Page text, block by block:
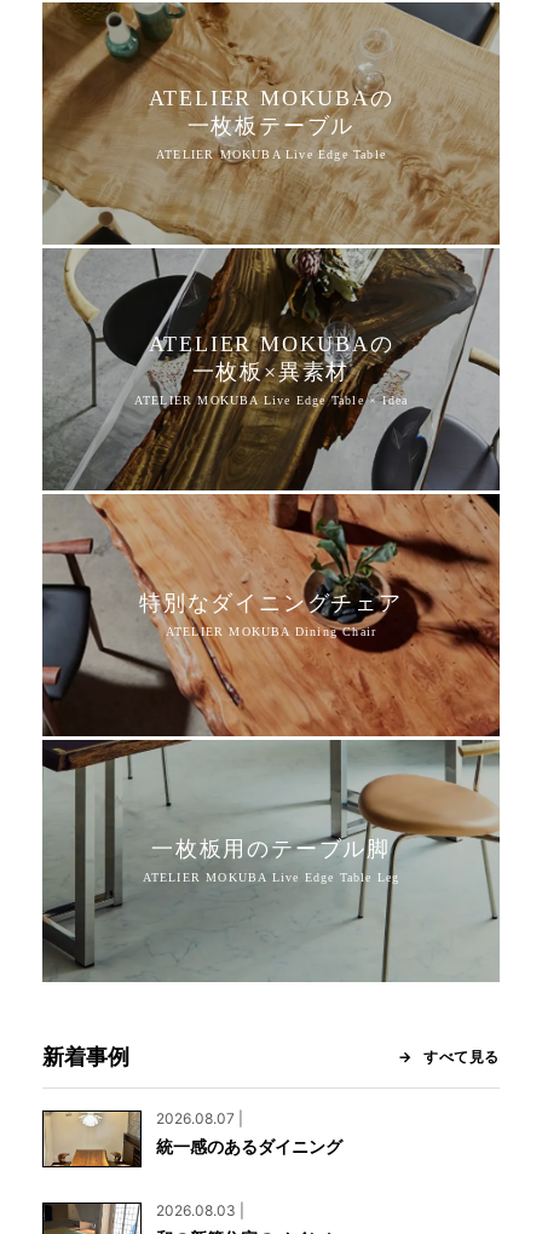
ATELIER MOKUBAの
一枚板テーブル
ATELIER MOKUBAの
一枚板×異素材
特別なダイニングチェア
一枚板用のテーブル脚
新着事例 すべて見る
2026.08.07 |
統一感のあるダイニング
2026.08.03 |